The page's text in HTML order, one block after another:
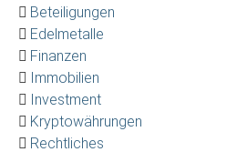
Beteiligungen
Edelmetalle
Finanzen
Immobilien
Investment
Kryptowährungen
Rechtliches